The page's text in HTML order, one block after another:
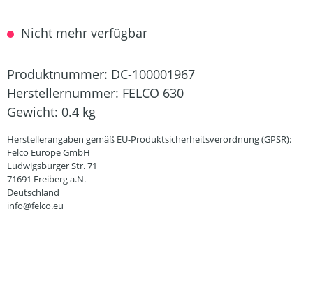
Nicht mehr verfügbar
Produktnummer: DC-100001967
Herstellernummer: FELCO 630
Gewicht: 0.4 kg
Herstellerangaben gemäß EU-Produktsicherheitsverordnung (GPSR):
Felco Europe GmbH
Ludwigsburger Str. 71
71691 Freiberg a.N.
Deutschland
info@felco.eu